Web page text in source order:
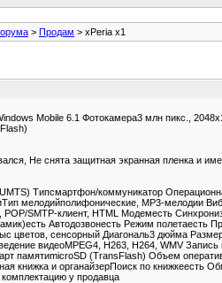
> Продам > xPeria x1
Mobile 6.1 Фотокамера3 млн пикс.,
Не снята защитная экранная пленка и
Типсмартфон/коммуникатор
мелодийполифонические, MP3-мелодии
POP/SMTP-клиент, HTML Модеместь
Автодозвонесть Режим
цветов, сенсорный Диагональ3 дюйма
видеоMPEG4, H263, H264, WMV
памятиmicroSD (TransFlash) Объем
книжка и органайзерПоиск по книжкеесть
комплектацию у продавца